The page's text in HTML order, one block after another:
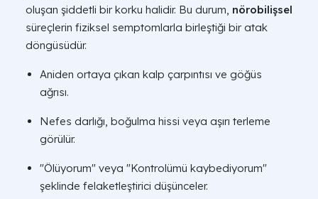
oluşan şiddetli bir korku halidir. Bu durum, nörobilişsel
süreçlerin fiziksel semptomlarla birleştiği bir atak
döngüsüdür.
Aniden ortaya çıkan kalp çarpıntısı ve göğüs
ağrısı.
Nefes darlığı, boğulma hissi veya aşırı terleme
görülür.
"Ölüyorum" veya "Kontrolümü kaybediyorum"
şeklinde felaketleştirici düşünceler.